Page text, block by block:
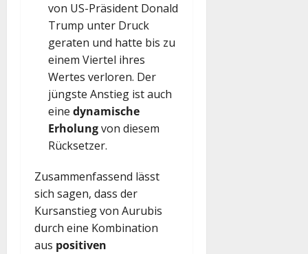
von US-Präsident Donald
Trump unter Druck
geraten und hatte bis zu
einem Viertel ihres
Wertes verloren. Der
jüngste Anstieg ist auch
eine dynamische
Erholungvon diesem
Rücksetzer.
Zusammenfassend lässt
sich sagen, dass der
Kursanstieg von Aurubis
durch eine Kombination
aus positiven